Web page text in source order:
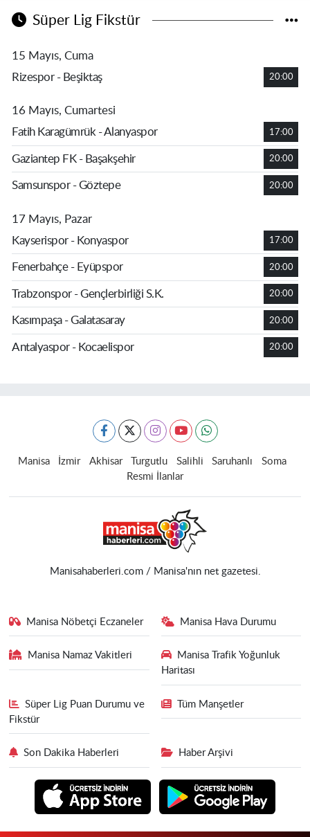
Süper Lig Fikstür
15 Mayıs, Cuma
Rizespor - Beşiktaş
20:00
16 Mayıs, Cumartesi
Fatih Karagümrük - Alanyaspor
17:00
Gaziantep FK - Başakşehir 20:00
Samsunspor - Göztepe 20:00
17 Mayıs, Pazar
Kayserispor - Konyaspor
17:00
Fenerbahçe - Eyüpspor 20:00
Trabzonspor - Gençlerbirliği S.K. 20:00
Kasımpaşa - Galatasaray 20:00
Antalyaspor - Kocaelispor 20:00
Manisa İzmir Akhisar Turgutlu Salihli Saruhanlı
Soma
Resmi İlanlar
Manisahaberleri.com / Manisa'nın net gazetesi.
Manisa Nöbetçi Eczaneler Manisa Hava Durumu
Manisa Namaz Vakitleri
Manisa Trafik Yoğunluk
Haritası
Süper Lig Puan Durumu ve
Fikstür
Tüm Manşetler
Son Dakika Haberleri Haber Arşivi